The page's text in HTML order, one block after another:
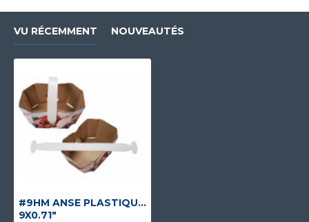
VU RÉCEMMENT NOUVEAUTÉS
#9HM ANSE PLASTIQUE BLANCHE POUR PANIER 500 ET 1 LT FRAISE
9X0.71"